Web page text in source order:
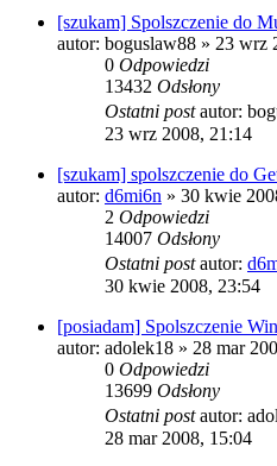
[szukam] Spolszczenie do
autor: boguslaw88 » 23 wrz
0 Odpowiedzi
13432 Odsłony
Ostatni postautor:
23 wrz 2008, 21:14
[szukam] spolszczenie do
autor: d6mi6n » 30 kwie
2 Odpowiedzi
14007 Odsłony
Ostatni postautor:
30 kwie 2008, 23:54
[posiadam] Spolszczenie
autor: adolek18 » 28 mar
0 Odpowiedzi
13699 Odsłony
Ostatni postautor:
28 mar 2008, 15:04